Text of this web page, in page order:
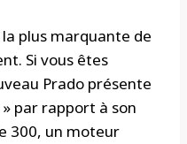
plus marquante de
Si vous êtes
Prado présente
» par rapport à son
300, un moteur